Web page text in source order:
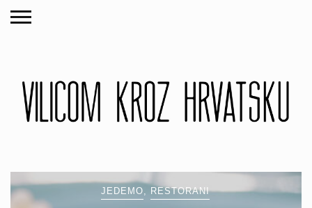
JEDEMO RESTORANI